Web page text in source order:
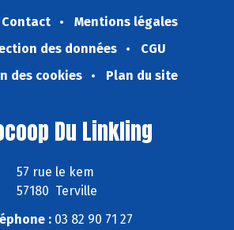
Contact
Mentions légales
des données
CGU
des cookies
Plan du site
Du Linkling
57 rue le kem
57180 Terville
: 03 82 90 71 27